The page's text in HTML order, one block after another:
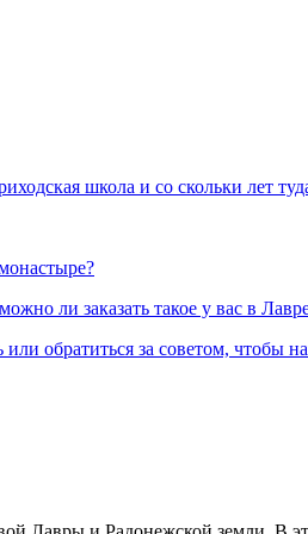
школа и со скольки лет
ли заказать такое у вас в
обратиться за советом, чтобы